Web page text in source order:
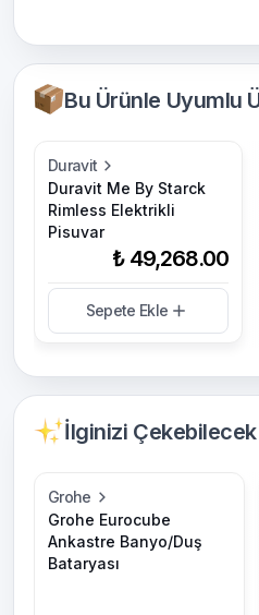
Bu Ürünle Uyumlu
Duravit
Duravit Me By Starck
Rimless Elektrikli
Pisuvar
₺ 49,268.00
Sepete Ekle
İlginizi
Grohe
Grohe Eurocube
Ankastre Banyo/Duş
Bataryası